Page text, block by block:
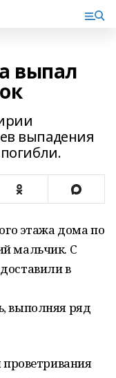
выпал
выпадения
этажа дома по
мальчик. С
в
выполняя ряд